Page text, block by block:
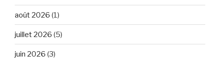
août 2026 (1)
juillet 2026 (5)
juin 2026 (3)